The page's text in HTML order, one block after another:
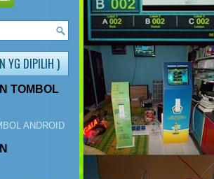
YG DIPILIH )
TOMBOL
ANDROID